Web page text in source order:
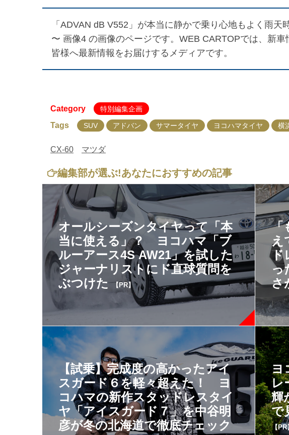
「ADVAN dB V552」が本当に静かで乗り心地もよく雨
〜 画像4 の画像のページです。WEB CARTOPでは、新
皆様へ最新情報をお届けするメディアです。
Category 特別編集企画
Tags SUV アドバン サマータイヤ ヨコハマタイヤ 横
CX-60 マツダ
編集部が選ぶ!あなたにおすすめの記事
オールシーズンタイヤって「本
当に使える」？ ヨコハマ「ブ
ルーアース4S AW21」を試した
ジャーナリストにド直球質問を
ぶつけた【PR】
「
え
ド
っ
さ
【PR
【試乗】完成度の高かったアイ
スガード６を軽々超えた！ ヨ
コハマの新作スタッドレスタイ
ヤ「アイスガード７」を中谷明
彦が冬の北海道で徹底チェック
ヨ
レ
輝
で
【PR